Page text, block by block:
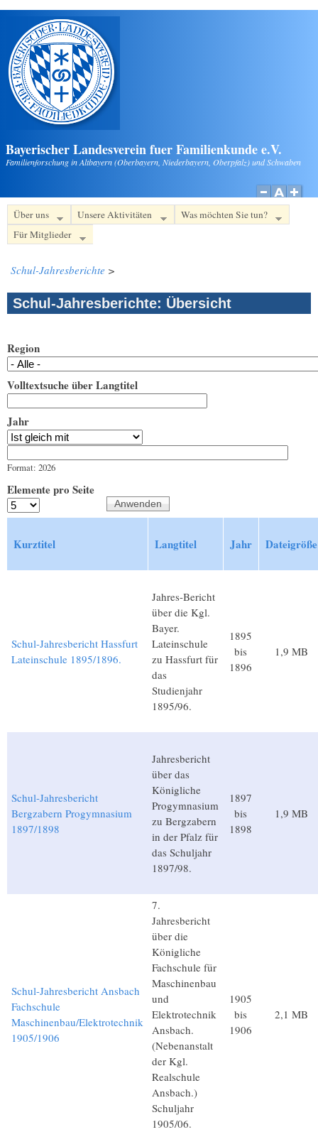
Direkt zum Inhalt
Bayerischer Landesverein fuer Familienkunde e.V.
Familienforschung in Altbayern (Oberbayern, Niederbayern, Oberpfalz) und Schwaben
Über uns Unsere Aktivitäten
Was möchten Sie tun?
Für Mitglieder
Schul-Jahresberichte >
Schul-Jahresberichte: Übersicht
Region
Volltextsuche über Langtitel
Jahr
Format: 2026
Elemente pro Seite
Kurztitel Langtitel Jahr Dateigröße
Schul-Jahresbericht Hassfurt
Lateinschule 1895/1896.
Jahres-Bericht
über die Kgl.
Bayer.
Lateinschule
zu Hassfurt für
das
Studienjahr
1895/96.
1895
bis
1896
1,9 MB
Schul-Jahresbericht
Bergzabern Progymnasium
1897/1898
Jahresbericht
über das
Königliche
Progymnasium
zu Bergzabern
in der Pfalz für
das Schuljahr
1897/98.
1897
bis
1898
1,9 MB
Schul-Jahresbericht Ansbach
Fachschule
Maschinenbau/Elektrotechnik
1905/1906
7.
Jahresbericht
über die
Königliche
Fachschule für
Maschinenbau
und
Elektrotechnik
Ansbach.
(Nebenanstalt
der Kgl.
Realschule
Ansbach.)
Schuljahr
1905/06.
1905
bis
1906
2,1 MB